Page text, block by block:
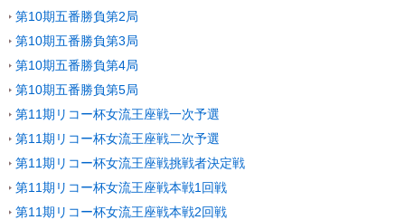
第10期五番勝負第2局
第10期五番勝負第3局
第10期五番勝負第4局
第10期五番勝負第5局
第11期リコー杯女流王座戦一次予選
第11期リコー杯女流王座戦二次予選
第11期リコー杯女流王座戦挑戦者決定戦
第11期リコー杯女流王座戦本戦1回戦
第11期リコー杯女流王座戦本戦2回戦